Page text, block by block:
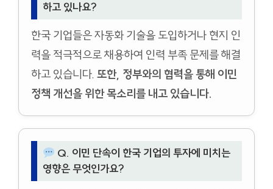
하고 있나요?
한국 기업들은 자동화 기술을 도입하거나 현지 인
력을 적극적으로 채용하여 인력 부족 문제를 해결
하고 있습니다. 또한, 정부와의 협력을 통해 이민
정책 개선을 위한 목소리를 내고 있습니다.
Q. 이민 단속이 한국 기업의 투자에 미치는
영향은 무엇인가요?